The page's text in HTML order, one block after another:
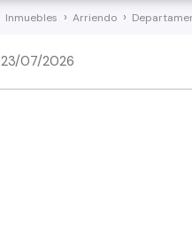
Inmuebles Arriendo
23/07/2026